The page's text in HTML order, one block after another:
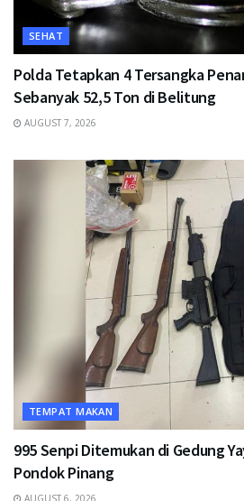
SEHAT
Polda Tetapkan 4 Tersangka
Sebanyak 52,5 Ton di Belitung
AUGUST 7, 2026
TEMPAT MAKAN
995 Senpi Ditemukan di Gedung
Pondok Pinang
AUGUST 6, 2026